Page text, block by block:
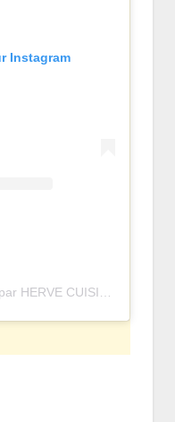
Instagram